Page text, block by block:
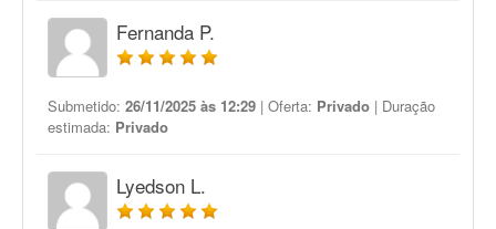
Fernanda P.
Submetido: 26/11/2025 às 12:29 | Oferta: Privado | Duração
estimada: Privado
Lyedson L.